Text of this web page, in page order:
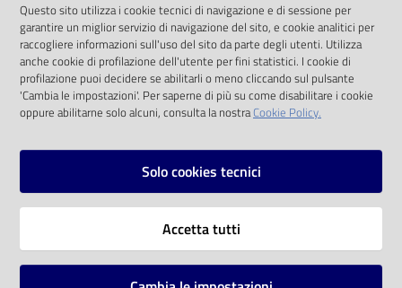
Chiedi al
bibliotecario
Avvisi
solo alle condizioni previste dalla direttiva
comunitaria 2003/98/CE e dal d.lgs. 36/2006
SOCIAL
Instagram
Vai alla pagina
Questo sito utilizza i cookie tecnici di navigazione e di sessione per
garantire un miglior servizio di navigazione del sito, e cookie analitici per
raccogliere informazioni sull'uso del sito da parte degli utenti. Utilizza
anche cookie di profilazione dell'utente per fini statistici. I cookie di
profilazione puoi decidere se abilitarli o meno cliccando sul pulsante
'Cambia le impostazioni'. Per saperne di più su come disabilitare i cookie
oppure abilitarne solo alcuni, consulta la nostraCookie Policy.
Solo cookies tecnici
Accetta tutti